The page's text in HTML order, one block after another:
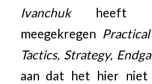
Ivanchuk heeft
meegekregen
Tactics, Strategy,
aan dat het hier niet